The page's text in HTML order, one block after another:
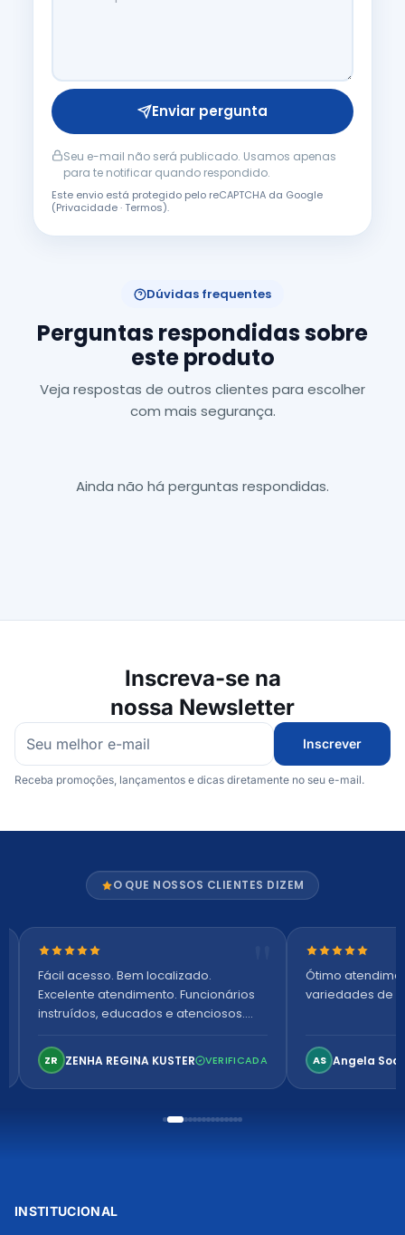
Enviar pergunta
Seu e-mail não será publicado. Usamos apenas
para te notificar quando respondido.
Este envio está protegido pelo reCAPTCHA da Google
(Privacidade·Termos).
Dúvidas frequentes
Perguntas respondidas sobre
este produto
Veja respostas de outros clientes para escolher
com mais segurança.
Ainda não há perguntas respondidas.
Inscreva-se na
nossa Newsletter
Inscrever
Receba promoções, lançamentos e dicas diretamente no seu e-mail.
O QUE NOSSOS CLIENTES DIZEM
Nota 5 de 5 estrelas
Fácil acesso. Bem localizado.
Excelente atendimento. Funcionários
instruídos, educados e atenciosos.
confortável. Perfeito!
ZR ZENHA REGINA KUSTER VERIFICADA
Nota 5 de 5
Ótimo
variedades de
AS Angela
INSTITUCIONAL